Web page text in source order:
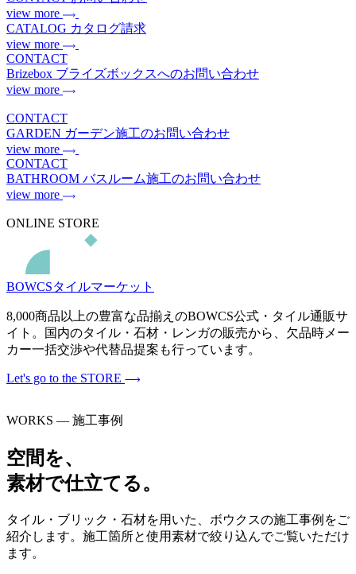
view more
CATALOG カタログ請求
view more
CONTACT
Brizebox ブライズボックスへのお問い合わせ
view more
CONTACT
GARDEN ガーデン施工のお問い合わせ
view more
CONTACT
BATHROOM バスルーム施工のお問い合わせ
view more
ONLINE STORE
BOWCSタイルマーケット
8,000商品以上の豊富な品揃えのBOWCS公式・タイル通販サ
イト。国内のタイル・石材・レンガの販売から、欠品時メー
カー一括交渉や代替品提案も行っています。
Let's go to the STORE
WORKS — 施工事例
空間を、
素材で仕立てる。
タイル・ブリック・石材を用いた、ボウクスの施工事例をご
紹介します。施工箇所と使用素材で絞り込んでご覧いただけ
ます。